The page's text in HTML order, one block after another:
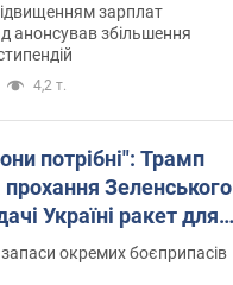
зарплат
анонсував збільшення
4,2 т.
потрібні": Трамп
прохання Зеленського
Україні ракет для
окремих боєприпасів